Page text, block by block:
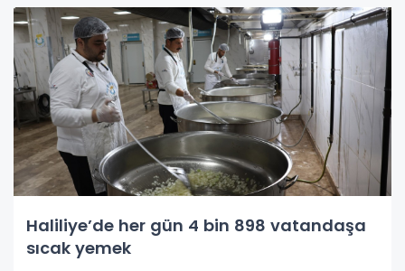
Haliliye’de her gün 4 bin 898 vatandaşa
sıcak yemek